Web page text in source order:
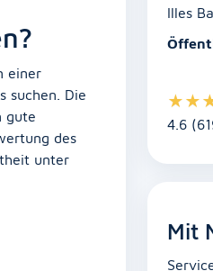
einer
suchen. Die
gute
des
unter
Illes
★★
4.6
Mit